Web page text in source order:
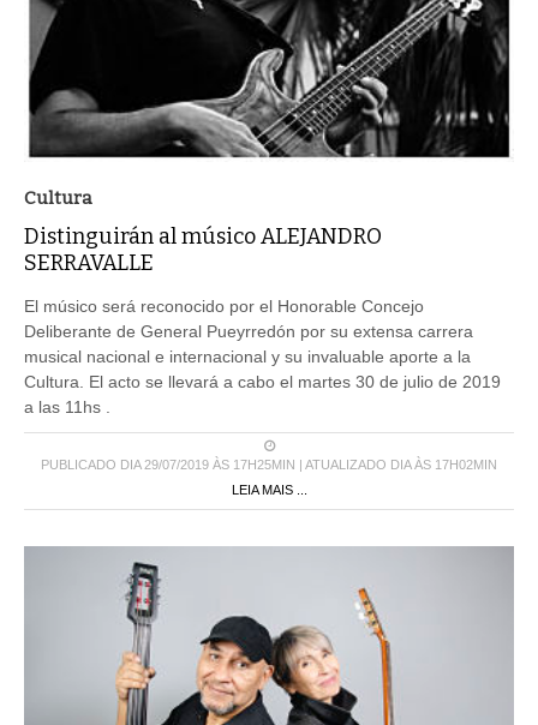
Cultura
Distinguirán al músico ALEJANDRO
SERRAVALLE
El músico será reconocido por el Honorable Concejo
Deliberante de General Pueyrredón por su extensa carrera
musical nacional e internacional y su invaluable aporte a la
Cultura. El acto se llevará a cabo el martes 30 de julio de 2019
a las 11hs .
PUBLICADO DIA 29/07/2019 ÀS 17H25MIN | ATUALIZADO DIA ÀS 17H02MIN
LEIA MAIS ...